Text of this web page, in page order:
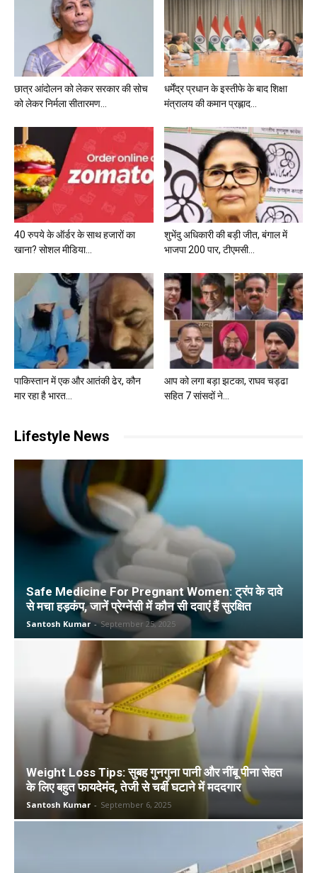
छात्र आंदोलन को लेकर सरकार की सोच
को लेकर निर्मला सीतारमण...
धर्मेंद्र प्रधान के इस्तीफे के बाद शिक्षा
मंत्रालय की कमान प्रह्लाद...
40 रुपये के ऑर्डर के साथ हजारों का
खाना? सोशल मीडिया...
शुभेंदु अधिकारी की बड़ी जीत, बंगाल में
भाजपा 200 पार, टीएमसी...
पाकिस्तान में एक और आतंकी ढेर, कौन
मार रहा है भारत...
आप को लगा बड़ा झटका, राघव चड्ढा
सहित 7 सांसदों ने...
Lifestyle News
Safe Medicine For Pregnant Women: ट्रंप के दावे
से मचा हड़कंप, जानें प्रेग्नेंसी में कौन सी दवाएं हैं सुरक्षित
Santosh Kumar - September 25, 2025
Weight Loss Tips: सुबह गुनगुना पानी और नींबू पीना सेहत
के लिए बहुत फायदेमंद, तेजी से चर्बी घटाने में मददगार
Santosh Kumar - September 6, 2025